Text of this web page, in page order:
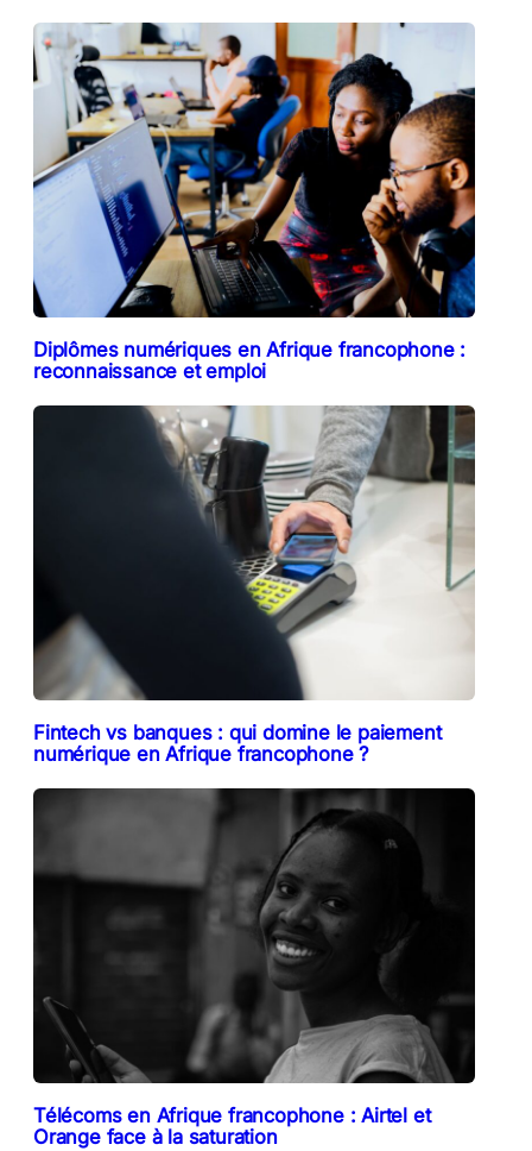
Diplômes numériques en Afrique francophone :
reconnaissance et emploi
Fintech vs banques : qui domine le paiement
numérique en Afrique francophone ?
Télécoms en Afrique francophone : Airtel et
Orange face à la saturation